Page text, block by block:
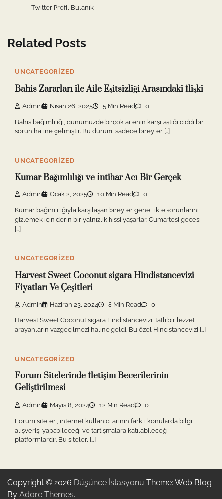
Twitter Profil Bulanık
Related Posts
UNCATEGORIZED
Bahis Zararları ile Aile Eşitsizliği Arasındaki İlişki
Admin Nisan 26, 2025 5 Min Read 0
Bahis bağımlılığı, günümüzde birçok ailenin karşılaştığı ciddi bir
sorun haline gelmiştir. Bu durum, sadece bireyler […]
UNCATEGORIZED
Kumar Bağımlılığı ve İntihar Acı Bir Gerçek
Admin Ocak 2, 2025 10 Min Read 0
Kumar bağımlılığıyla karşılaşan bireyler genellikle sorunlarını
gizlemek için derin bir yalnızlık hissi yaşarlar. Cumartesi gecesi
[…]
UNCATEGORIZED
Harvest Sweet Coconut sigara Hindistancevizi
Fiyatları Ve Çeşitleri
Admin Haziran 23, 2024 8 Min Read 0
Harvest Sweet Coconut sigara Hindistancevizi, tatlı bir lezzet
arayanların vazgeçilmezi haline geldi. Bu özel Hindistancevizi […]
UNCATEGORIZED
Forum Sitelerinde İletişim Becerilerinin
Geliştirilmesi
Admin Mayıs 8, 2024 12 Min Read 0
Forum siteleri, internet kullanıcılarının farklı konularda bilgi
alışverişi yapabileceği ve tartışmalara katılabileceği
platformlardır. Bu siteler, […]
Copyright © 2026 Düşünce İstasyonu Theme: Web Blog
By Adore Themes.